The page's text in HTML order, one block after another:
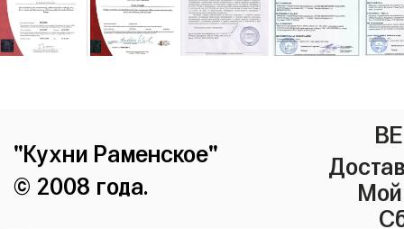
"Кухни Раменское"
© 2008 года.